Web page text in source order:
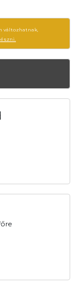
változhatnak,